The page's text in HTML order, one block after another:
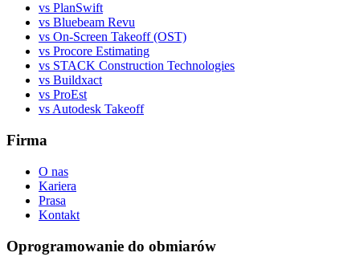
vs PlanSwift
vs Bluebeam Revu
vs On-Screen Takeoff (OST)
vs Procore Estimating
vs STACK Construction Technologies
vs Buildxact
vs ProEst
vs Autodesk Takeoff
Firma
O nas
Kariera
Prasa
Kontakt
Oprogramowanie do obmiarów